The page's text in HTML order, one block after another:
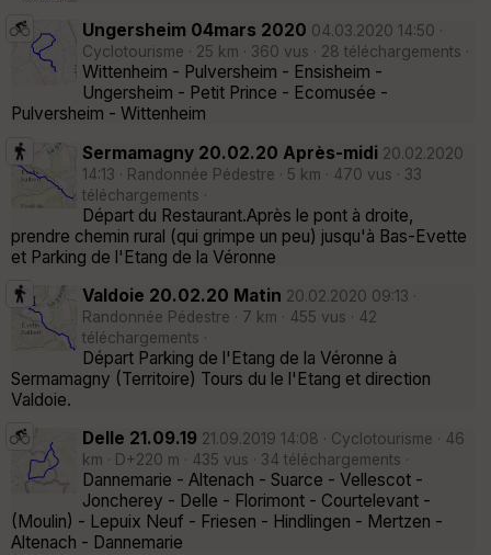
Ungersheim 04mars 2020 04.03.2020 14:50 ·
Cyclotourisme · 25 km · 360 vus · 28 téléchargements ·
Wittenheim - Pulversheim - Ensisheim -
Ungersheim - Petit Prince - Ecomusée -
Pulversheim - Wittenheim
Sermamagny 20.02.20 Après-midi 20.02.2020
14:13 · Randonnée Pédestre · 5 km · 470 vus · 33
téléchargements ·
Départ du Restaurant.Après le pont à droite,
prendre chemin rural (qui grimpe un peu) jusqu'à Bas-Evette
et Parking de l'Etang de la Véronne
Valdoie 20.02.20 Matin 20.02.2020 09:13 ·
Randonnée Pédestre · 7 km · 455 vus · 42
téléchargements ·
Départ Parking de l'Etang de la Véronne à
Sermamagny (Territoire) Tours du le l'Etang et direction
Valdoie.
Delle 21.09.19 21.09.2019 14:08 · Cyclotourisme · 46
km · D+220 m · 435 vus · 34 téléchargements ·
Dannemarie - Altenach - Suarce - Vellescot -
Joncherey - Delle - Florimont - Courtelevant -
(Moulin) - Lepuix Neuf - Friesen - Hindlingen - Mertzen -
Altenach - Dannemarie